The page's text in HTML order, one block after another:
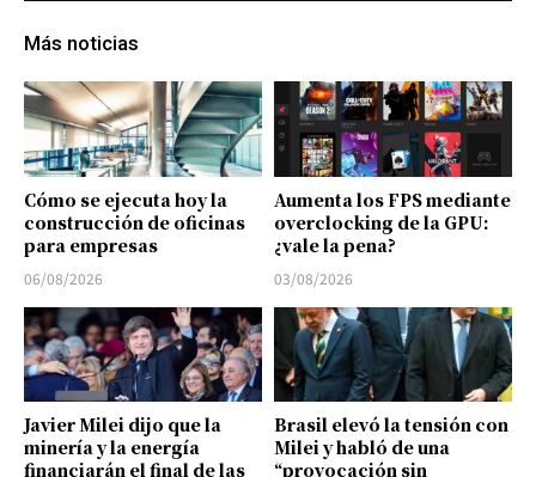
Más noticias
Cómo se ejecuta hoy la
construcción de oficinas
para empresas
06/08/2026
Aumenta los FPS mediante
overclocking de la GPU:
¿vale la pena?
03/08/2026
Javier Milei dijo que la
minería y la energía
financiarán el final de las
Brasil elevó la tensión con
Milei y habló de una
“provocación sin